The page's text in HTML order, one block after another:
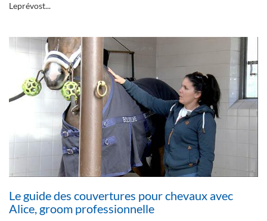
Leprévost...
Le guide des couvertures pour chevaux avec
Alice, groom professionnelle